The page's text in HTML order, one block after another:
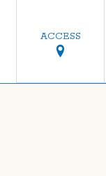
ACCESS